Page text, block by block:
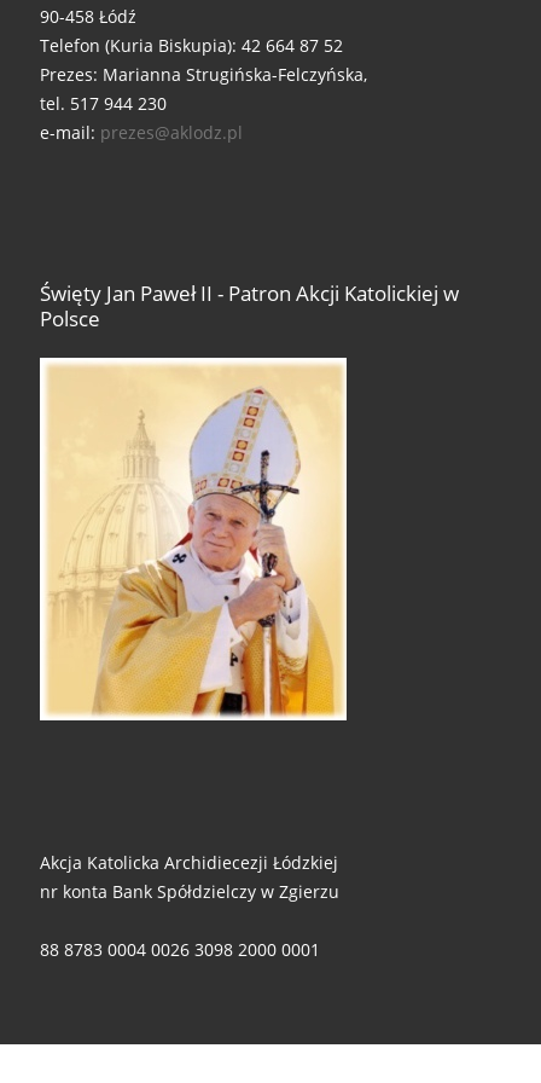
90-458 Łódź
Telefon (Kuria Biskupia): 42 664 87 52
Prezes: Marianna Strugińska-Felczyńska,
tel. 517 944 230
e-mail: prezes@aklodz.pl
Święty Jan Paweł II - Patron Akcji Katolickiej w
Polsce
Akcja Katolicka Archidiecezji Łódzkiej
nr konta Bank Spółdzielczy w Zgierzu
88 8783 0004 0026 3098 2000 0001